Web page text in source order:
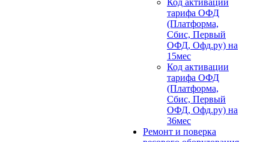
Код активации
тарифа ОФД
(Платформа,
Сбис, Первый
ОФД, Офд.ру) на
15мес
Код активации
тарифа ОФД
(Платформа,
Сбис, Первый
ОФД, Офд.ру) на
36мес
Ремонт и поверка